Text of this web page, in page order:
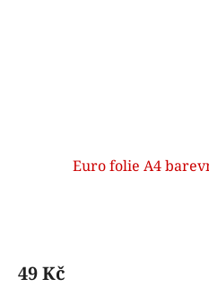
Euro folie A4
49 Kč